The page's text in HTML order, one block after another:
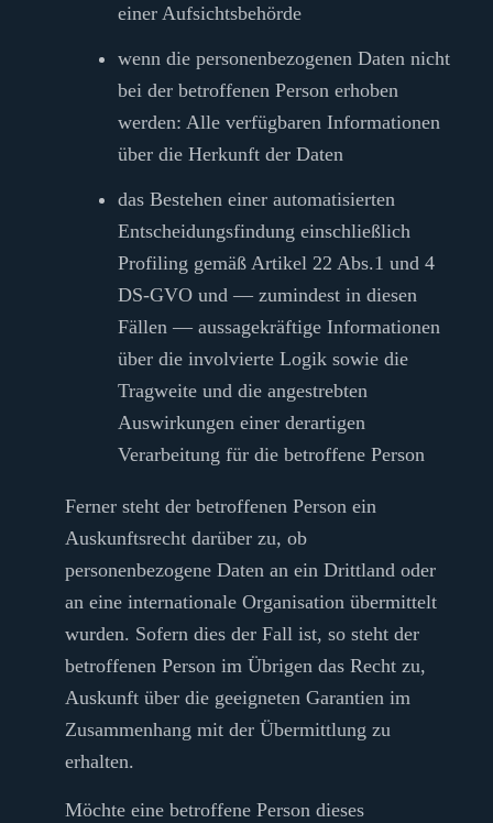
einer Aufsichtsbehörde
wenn die personenbezogenen Daten nicht
bei der betroffenen Person erhoben
werden: Alle verfügbaren Informationen
über die Herkunft der Daten
das Bestehen einer automatisierten
Entscheidungsfindung einschließlich
Profiling gemäß Artikel 22 Abs.1 und 4
DS-GVO und — zumindest in diesen
Fällen — aussagekräftige Informationen
über die involvierte Logik sowie die
Tragweite und die angestrebten
Auswirkungen einer derartigen
Verarbeitung für die betroffene Person
Ferner steht der betroffenen Person ein
Auskunftsrecht darüber zu, ob
personenbezogene Daten an ein Drittland oder
an eine internationale Organisation übermittelt
wurden. Sofern dies der Fall ist, so steht der
betroffenen Person im Übrigen das Recht zu,
Auskunft über die geeigneten Garantien im
Zusammenhang mit der Übermittlung zu
erhalten.
Möchte eine betroffene Person dieses